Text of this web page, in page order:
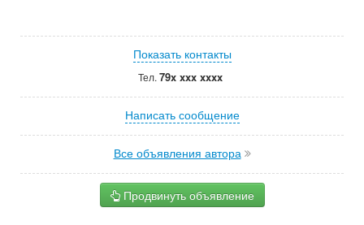
Показать контакты
Тел. 79x xxx xxxx
Написать сообщение
Все объявления автора
Продвинуть объявление